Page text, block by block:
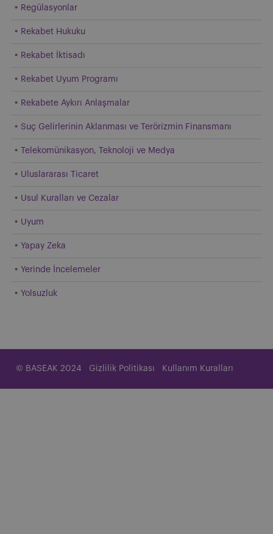
Regülasyonlar
Rekabet Hukuku
Rekabet İktisadı
Rekabet Uyum Programı
Rekabete Aykırı Anlaşmalar
Suç Gelirlerinin Aklanması ve Terörizmin Finansmanı
Telekomünikasyon, Teknoloji ve Medya
Uluslararası Ticaret
Usul Kuralları ve Cezalar
Uyum
Yapay Zeka
Yerinde İncelemeler
Yolsuzluk
© BASEAK 2024 Gizlilik Politikası Kullanım Kuralları